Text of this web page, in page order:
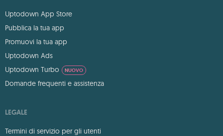
Uptodown App Store
Pubblica la tua app
Promuovi la tua app
Uptodown Ads
Uptodown Turbo
NUOVO
Domande frequenti e assistenza
LEGALE
Termini di servizio per gli utenti